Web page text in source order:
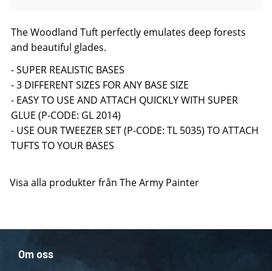
The Woodland Tuft perfectly emulates deep forests
and beautiful glades.
- SUPER REALISTIC BASES
- 3 DIFFERENT SIZES FOR ANY BASE SIZE
- EASY TO USE AND ATTACH QUICKLY WITH SUPER
GLUE (P-CODE: GL 2014)
- USE OUR TWEEZER SET (P-CODE: TL 5035) TO ATTACH
TUFTS TO YOUR BASES
Visa alla produkter från The Army Painter
Om oss